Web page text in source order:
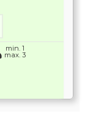
min. 1
max. 3